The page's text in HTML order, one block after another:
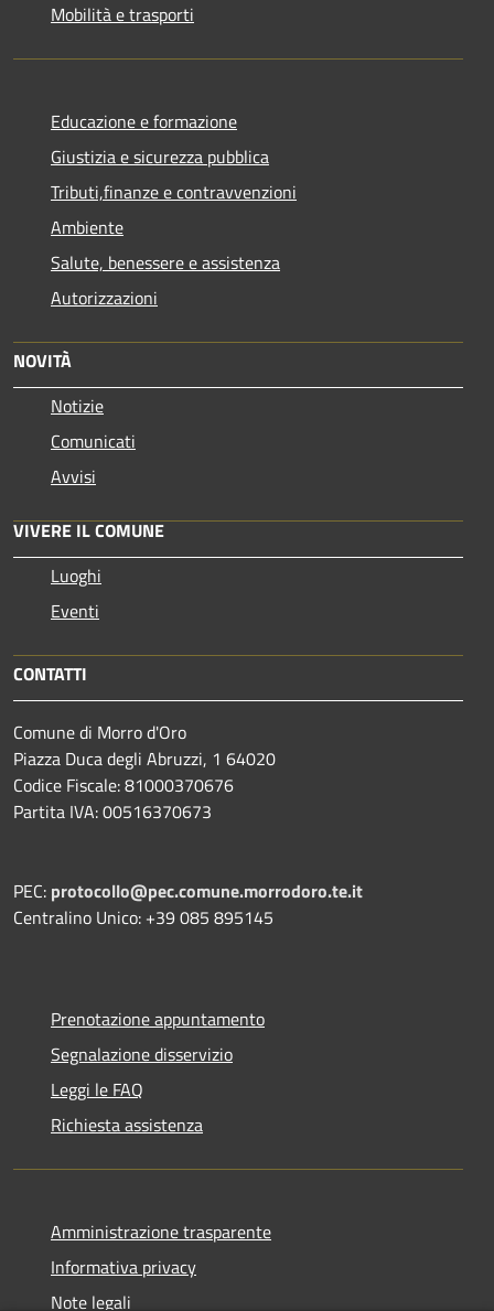
Mobilità e trasporti
Educazione e formazione
Giustizia e sicurezza pubblica
Tributi,finanze e contravvenzioni
Ambiente
Salute, benessere e assistenza
Autorizzazioni
NOVITÀ
Notizie
Comunicati
Avvisi
VIVERE IL COMUNE
Luoghi
Eventi
CONTATTI
Comune di Morro d'Oro
Piazza Duca degli Abruzzi, 1 64020
Codice Fiscale: 81000370676
Partita IVA: 00516370673
PEC: protocollo@pec.comune.morrodoro.te.it
Centralino Unico: +39 085 895145
Prenotazione appuntamento
Segnalazione disservizio
Leggi le FAQ
Richiesta assistenza
Amministrazione trasparente
Informativa privacy
Note legali